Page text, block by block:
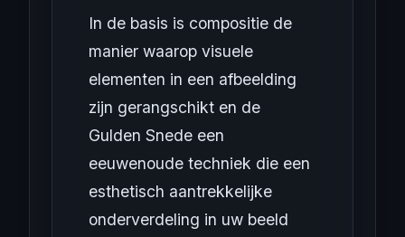
In de basis is compositie de
manier waarop visuele
elementen in een afbeelding
zijn gerangschikt en de
Gulden Snede een
eeuwenoude techniek die een
esthetisch aantrekkelijke
onderverdeling in uw beeld